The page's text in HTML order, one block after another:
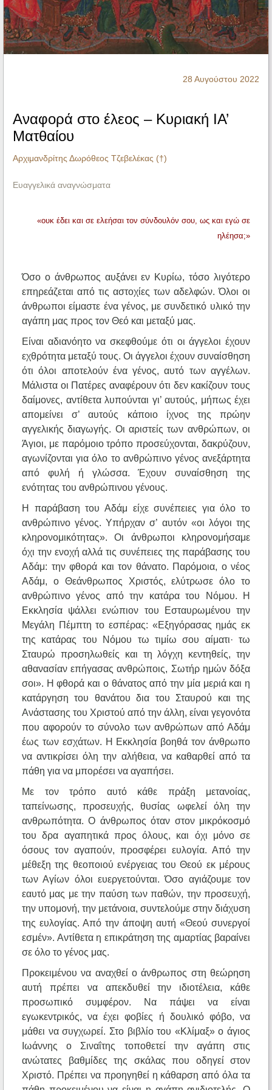
Ηχητικά
28 Αυγούστου 2022
Αναφορά στο έλεος – Κυριακή ΙΑ’
Ματθαίου
Αρχιμανδρίτης Δωρόθεος Τζεβελέκας (†)
Ευαγγελικά αναγνώσματα
«ουκ έδει και σε ελεήσαι τον σύνδουλόν σου, ως και εγώ σε
ηλέησα;»
Όσο ο άνθρωπος αυξάνει εν Κυρίω, τόσο λιγότερο
επηρεάζεται από τις αστοχίες των αδελφών. Όλοι οι
άνθρωποι είμαστε ένα γένος, με συνδετικό υλικό την
αγάπη μας προς τον Θεό και μεταξύ μας.
Είναι αδιανόητο να σκεφθούμε ότι οι άγγελοι έχουν
εχθρότητα μεταξύ τους. Οι άγγελοι έχουν συναίσθηση
ότι όλοι αποτελούν ένα γένος, αυτό των αγγέλων.
Μάλιστα οι Πατέρες αναφέρουν ότι δεν κακίζουν τους
δαίμονες, αντίθετα λυπούνται γι’ αυτούς, μήπως έχει
απομείνει σ’ αυτούς κάποιο ίχνος της πρώην
αγγελικής διαγωγής. Οι αριστείς των ανθρώπων, οι
Άγιοι, με παρόμοιο τρόπο προσεύχονται, δακρύζουν,
αγωνίζονται για όλο το ανθρώπινο γένος ανεξάρτητα
από φυλή ή γλώσσα. Έχουν συναίσθηση της
ενότητας του ανθρώπινου γένους.
Η παράβαση του Αδάμ είχε συνέπειες για όλο το
ανθρώπινο γένος. Υπήρχαν σ’ αυτόν «οι λόγοι της
κληρονομικότητας». Οι άνθρωποι κληρονομήσαμε
όχι την ενοχή αλλά τις συνέπειες της παράβασης του
Αδάμ: την φθορά και τον θάνατο. Παρόμοια, ο νέος
Αδάμ, ο Θεάνθρωπος Χριστός, ελύτρωσε όλο το
ανθρώπινο γένος από την κατάρα του Νόμου. Η
Εκκλησία ψάλλει ενώπιον του Εσταυρωμένου την
Μεγάλη Πέμπτη το εσπέρας: «Εξηγόρασας ημάς εκ
της κατάρας του Νόμου τω τιμίω σου αίματι· τω
Σταυρώ προσηλωθείς και τη λόγχη κεντηθείς, την
αθανασίαν επήγασας ανθρώποις, Σωτήρ ημών δόξα
σοι». Η φθορά και ο θάνατος από την μία μεριά και η
κατάργηση του θανάτου δια του Σταυρού και της
Ανάστασης του Χριστού από την άλλη, είναι γεγονότα
που αφορούν το σύνολο των ανθρώπων από Αδάμ
έως των εσχάτων. Η Εκκλησία βοηθά τον άνθρωπο
να αντικρίσει όλη την αλήθεια, να καθαρθεί από τα
πάθη για να μπορέσει να αγαπήσει.
Με τον τρόπο αυτό κάθε πράξη μετανοίας,
ταπείνωσης, προσευχής, θυσίας ωφελεί όλη την
ανθρωπότητα. Ο άνθρωπος όταν στον μικρόκοσμό
του δρα αγαπητικά προς όλους, και όχι μόνο σε
όσους τον αγαπούν, προσφέρει ευλογία. Από την
μέθεξη της θεοποιού ενέργειας του Θεού εκ μέρους
των Αγίων όλοι ευεργετούνται. Όσο αγιάζουμε τον
εαυτό μας με την παύση των παθών, την προσευχή,
την υπομονή, την μετάνοια, συντελούμε στην διάχυση
της ευλογίας. Από την άποψη αυτή «Θεού συνεργοί
εσμέν». Αντίθετα η επικράτηση της αμαρτίας βαραίνει
σε όλο το γένος μας.
Προκειμένου να αναχθεί ο άνθρωπος στη θεώρηση
αυτή πρέπει να απεκδυθεί την ιδιοτέλεια, κάθε
προσωπικό συμφέρον. Να πάψει να είναι
εγωκεντρικός, να έχει φοβίες ή δουλικό φόβο, να
μάθει να συγχωρεί. Στο βιβλίο του «Κλίμαξ» ο άγιος
Ιωάννης ο Σιναΐτης τοποθετεί την αγάπη στις
ανώτατες βαθμίδες της σκάλας που οδηγεί στον
Χριστό. Πρέπει να προηγηθεί η κάθαρση από όλα τα